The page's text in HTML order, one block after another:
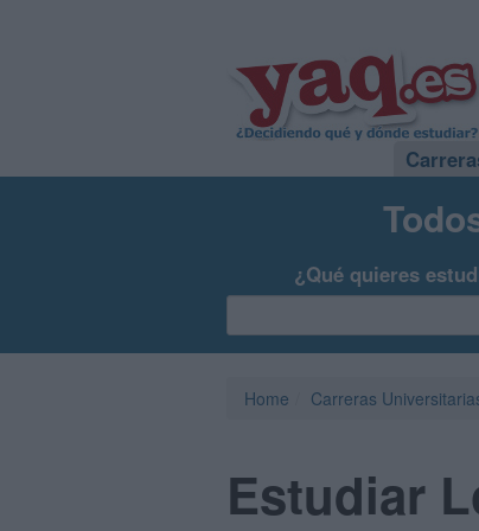
¿Qué quieres
Home Carreras
Estudiar